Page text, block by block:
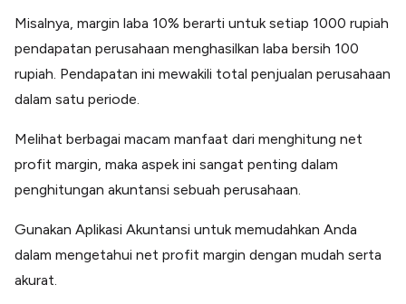
Misalnya, margin laba 10% berarti untuk setiap 1000 rupiah
pendapatan perusahaan menghasilkan laba bersih 100
rupiah. Pendapatan ini mewakili total penjualan perusahaan
dalam satu periode.
Melihat berbagai macam manfaat dari menghitung net
profit margin, maka aspek ini sangat penting dalam
penghitungan akuntansi sebuah perusahaan.
Gunakan Aplikasi Akuntansi untuk memudahkan Anda
dalam mengetahui net profit margin dengan mudah serta
akurat.